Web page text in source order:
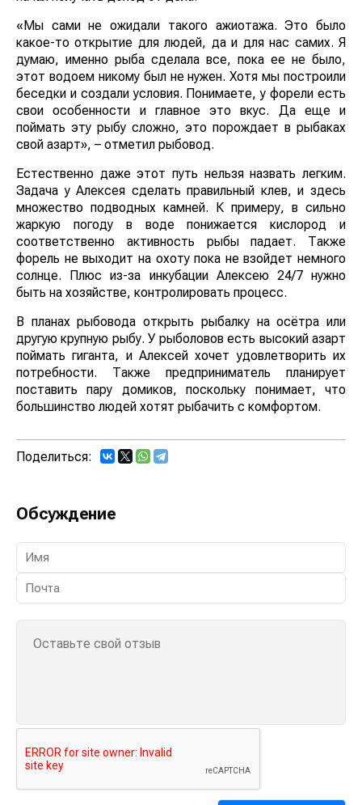
«Мы сами не ожидали такого ажиотажа. Это было
какое-то открытие для людей, да и для нас самих. Я
думаю, именно рыба сделала все, пока ее не было,
этот водоем никому был не нужен. Хотя мы построили
беседки и создали условия. Понимаете, у форели есть
свои особенности и главное это вкус. Да еще и
поймать эту рыбу сложно, это порождает в рыбаках
свой азарт», – отметил рыбовод.
Естественно даже этот путь нельзя назвать легким.
Задача у Алексея сделать правильный клев, и здесь
множество подводных камней. К примеру, в сильно
жаркую погоду в воде понижается кислород и
соответственно активность рыбы падает. Также
форель не выходит на охоту пока не взойдет немного
солнце. Плюс из-за инкубации Алексею 24/7 нужно
быть на хозяйстве, контролировать процесс.
В планах рыбовода открыть рыбалку на осётра или
другую крупную рыбу. У рыболовов есть высокий азарт
поймать гиганта, и Алексей хочет удовлетворить их
потребности. Также предприниматель планирует
поставить пару домиков, поскольку понимает, что
большинство людей хотят рыбачить с комфортом.
Поделиться:
Обсуждение